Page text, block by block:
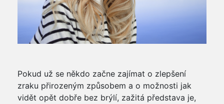
Pokud už se někdo začne zajímat o zlepšení
zraku přirozeným způsobem a o možnosti jak
vidět opět dobře bez brýlí, zažitá představa je,